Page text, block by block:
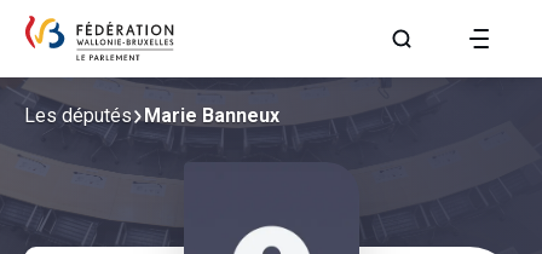
Aller à la page
Les députés Marie Banneux